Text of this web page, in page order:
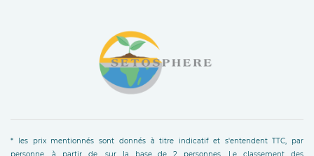
* les prix mentionnés sont donnés à titre indicatif et s'entendent TTC, par
personne, à partir de, sur la base de 2 personnes. Le classement des